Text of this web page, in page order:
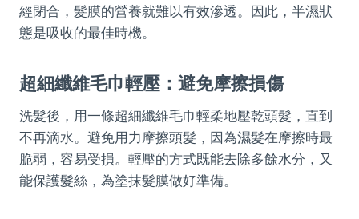
經閉合，髮膜的營養就難以有效滲透。因此，半濕狀
態是吸收的最佳時機。
超細纖維毛巾輕壓：避免摩擦損傷
洗髮後，用一條超細纖維毛巾輕柔地壓乾頭髮，直到
不再滴水。避免用力摩擦頭髮，因為濕髮在摩擦時最
脆弱，容易受損。輕壓的方式既能去除多餘水分，又
能保護髮絲，為塗抹髮膜做好準備。